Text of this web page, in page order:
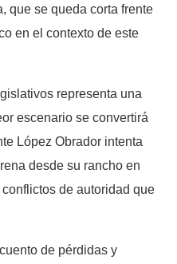
que se queda corta frente
en el contexto de este
representa una
escenario se convertirá
López Obrador intenta
desde su rancho en
de autoridad que
de pérdidas y